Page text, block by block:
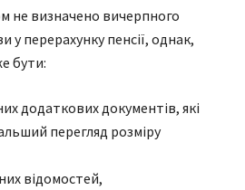
не визначено вичерпного
у перерахунку пенсії, однак,
бути:
додаткових документів, які
перегляд розміру
відомостей,